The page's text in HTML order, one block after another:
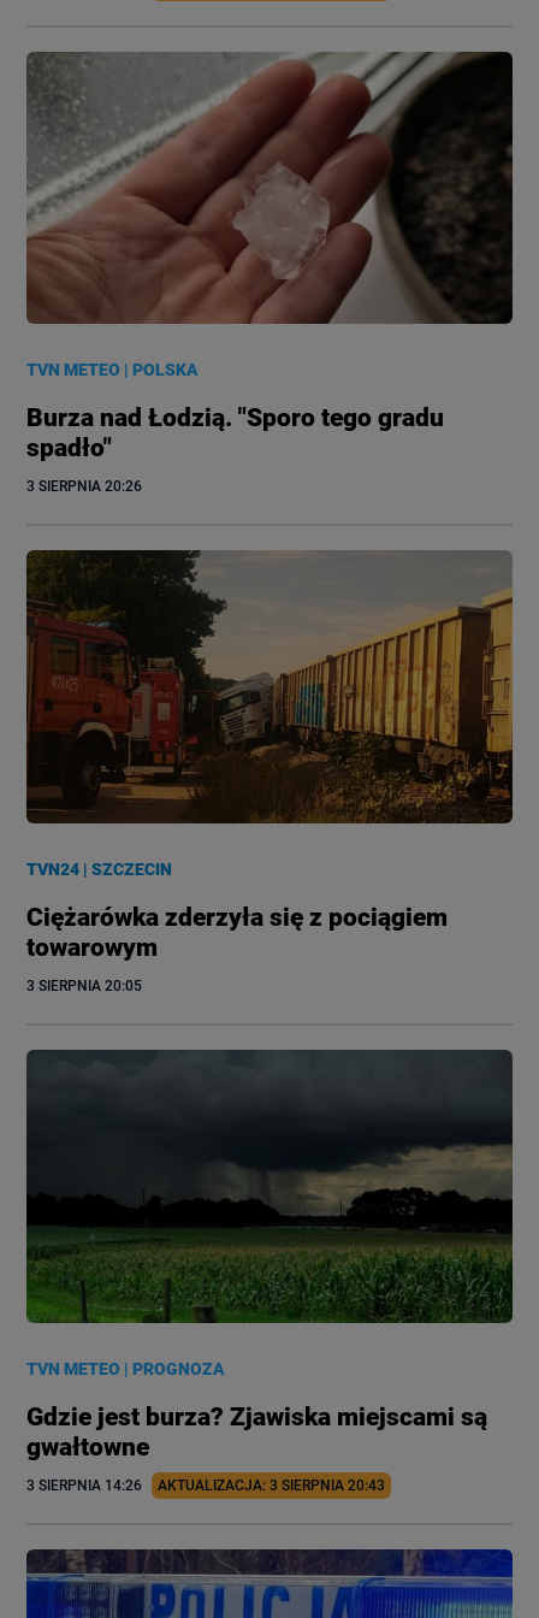
TVN METEO |POLSKA
Burza nad Łodzią. "Sporo tego gradu
spadło"
3 SIERPNIA 20:26
TVN24 |SZCZECIN
Ciężarówka zderzyła się z pociągiem
towarowym
3 SIERPNIA 20:05
TVN METEO |PROGNOZA
Gdzie jest burza? Zjawiska miejscami są
gwałtowne
3 SIERPNIA 14:26 AKTUALIZACJA: 3 SIERPNIA 20:43